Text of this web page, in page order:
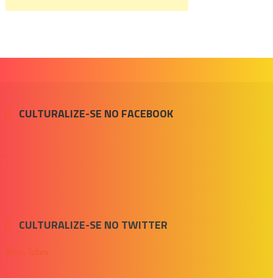
CULTURALIZE-SE NO FACEBOOK
CULTURALIZE-SE NO TWITTER
Meus Tuítes